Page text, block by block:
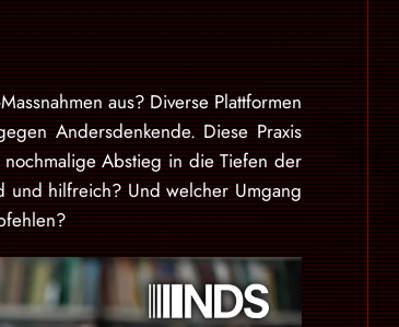
aus? Diverse Plattformen
Andersdenkende. Diese Praxis
Abstieg in die Tiefen der
und hilfreich? Und welcher Umgang